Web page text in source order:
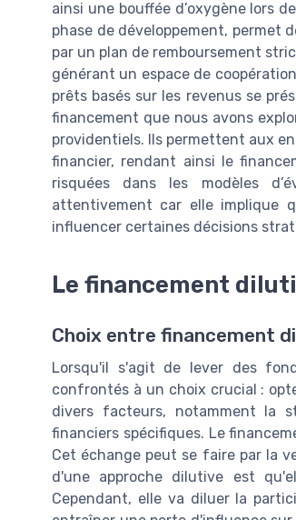
ainsi une bouffée d’oxygène lors
phase de développement, permet
par un plan de remboursement
générant un espace de
prêts basés sur les revenus se
financement que nous avons
providentiels. Ils permettent aux
financier, rendant ainsi le
risquées dans les modèles
attentivement car elle implique
influencer certaines décisions
Le financement
Choix entre financement
Lorsqu'il s'agit de lever des
confrontés à un choix crucial :
divers facteurs, notamment la
financiers spécifiques. Le
Cet échange peut se faire par la
d'une approche dilutive est
Cependant, elle va diluer la